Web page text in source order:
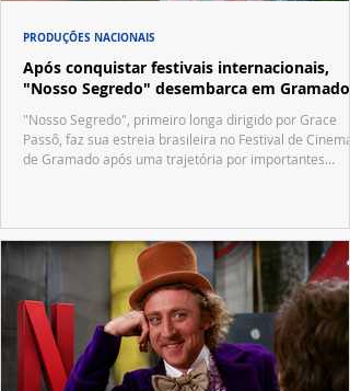
Após conquistar festivais internacionais,
"Nosso Segredo" desembarca em Gramado
"Nosso Segredo", primeiro longa dirigido por Grace
Passô, faz sua estreia brasileira no Festival de Cinema
de Gramado após uma trajetória por importantes
PRODUÇÕES NACIONAIS